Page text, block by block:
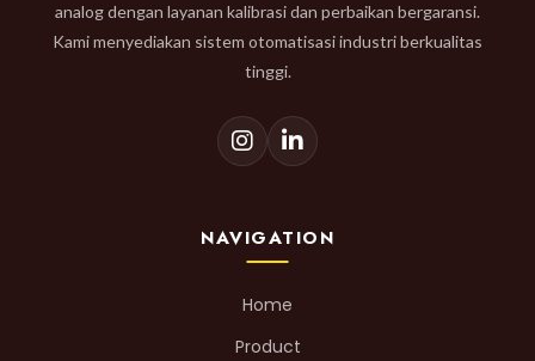
analog dengan layanan kalibrasi dan perbaikan bergaransi.
Kami menyediakan sistem otomatisasi industri berkualitas
tinggi.
NAVIGATION
Home
Product